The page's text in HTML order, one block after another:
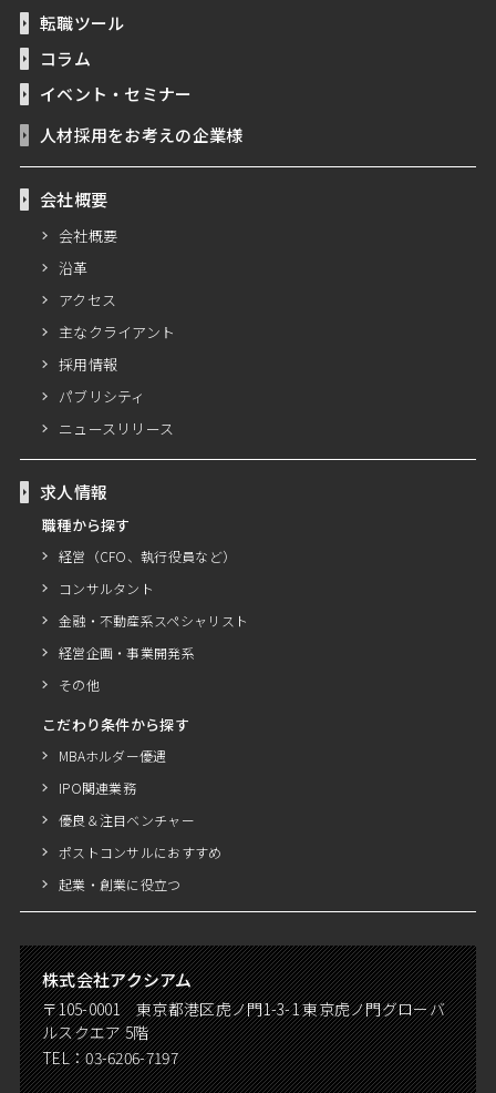
転職ツール
コラム
イベント・セミナー
人材採用をお考えの企業様
会社概要
会社概要
沿革
アクセス
主なクライアント
採用情報
パブリシティ
ニュースリリース
求人情報
職種から探す
経営（CFO、執行役員など）
コンサルタント
金融・不動産系スペシャリスト
経営企画・事業開発系
その他
こだわり条件から探す
MBAホルダー優遇
IPO関連業務
優良＆注目ベンチャー
ポストコンサルにおすすめ
起業・創業に役立つ
株式会社アクシアム
〒105-0001 東京都港区虎ノ門1-3-1 東京虎ノ門グローバ
ルスクエア 5階
TEL：03-6206-7197